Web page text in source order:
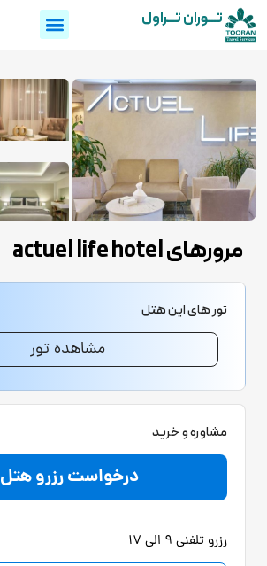
تـــوران تـــراول
مرورهای actuel life hotel
تور های این هتل
مشاهده تور
مشاوره و خرید
درخواست رزرو هتل
رزرو تلفنی 9 الی 17